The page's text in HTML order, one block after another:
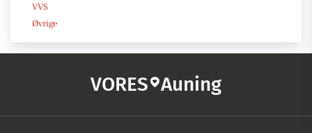
VVS
Øvrige
VORES Auning